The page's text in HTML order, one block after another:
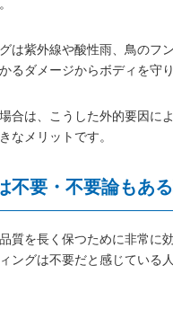
は紫外線や酸性雨、鳥のフ
るダメージからボディを守り
合は、こうした外的要因に
なメリットです。
不要・不要論もあ
質を長く保つために非常に
ングは不要だと感じている